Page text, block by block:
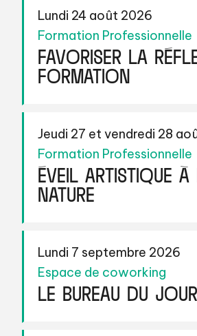
Lundi 24 août 2026
Formation Professionnelle
FAVORISER LA
FORMATION
Jeudi 27 et vendredi 28
Formation Professionnelle
ÉVEIL ARTISTIQUE
NATURE
Lundi 7 septembre 2026
Espace de coworking
LE BUREAU DU JOUR